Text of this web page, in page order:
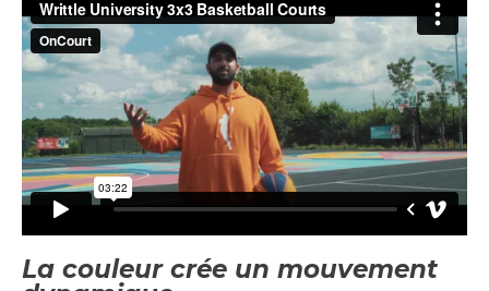
La couleur crée un mouvement